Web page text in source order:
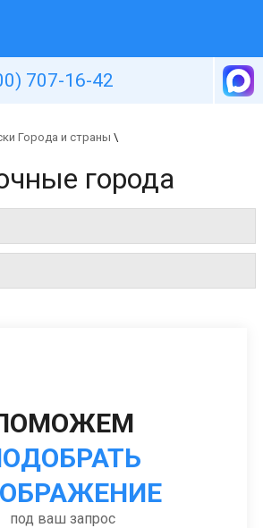
707-16-42
Города и страны \
города
под ваш запрос